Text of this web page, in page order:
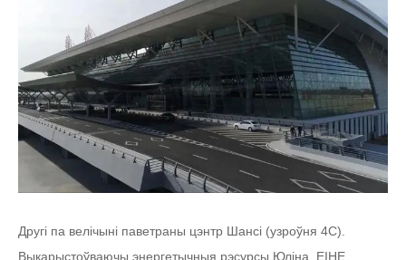
Другі па велічыні паветраны цэнтр Шансі (узроўня 4С).
Выкарыстоўваючы энергетычныя рэсурсы Юліна, EIHE